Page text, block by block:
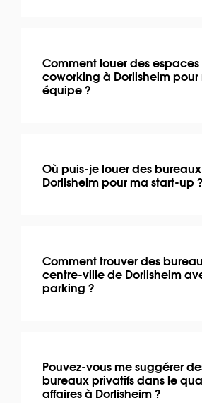
Comment louer des
coworking à Dorlisheim pour
équipe ?
Où puis-je louer des
Dorlisheim pour ma start-up ?
Comment trouver des
centre-ville de Dorlisheim
parking ?
Pouvez-vous me suggérer
bureaux privatifs dans le
affaires à Dorlisheim ?